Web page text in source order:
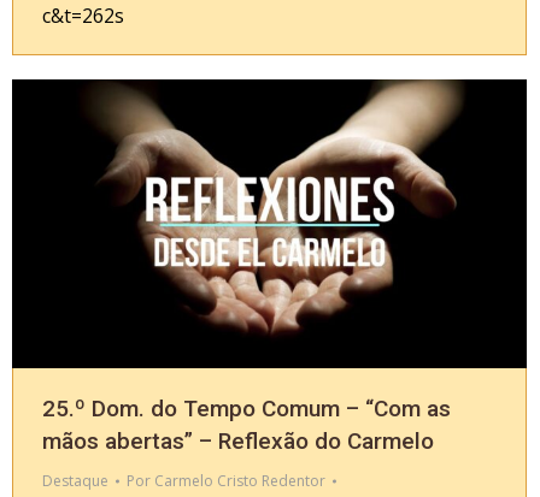
c&t=262s
25.º Dom. do Tempo Comum – “Com as
mãos abertas” – Reflexão do Carmelo
Destaque Por Carmelo Cristo Redentor